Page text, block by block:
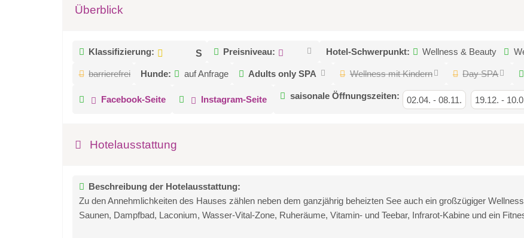
Überblick
Klassifizierung: Preisniveau: Hotel-Schwerpunkt: Wellness & Beauty
barrierefrei Hunde: auf Anfrage Adults only SPA Wellness mit Kindern Day SPA
Facebook-Seite Instagram-Seite saisonale Öffnungszeiten: 02.04. - 08.11. 19.12. -
Hotelausstattung
Beschreibung der Hotelausstattung:
Zu den Annehmlichkeiten des Hauses zählen neben dem ganzjährig beheizten See auch ein großzügiger
Saunen, Dampfbad, Laconium, Wasser-Vital-Zone, Ruheräume, Vitamin- und Teebar, Infrarot-Kabine und ein